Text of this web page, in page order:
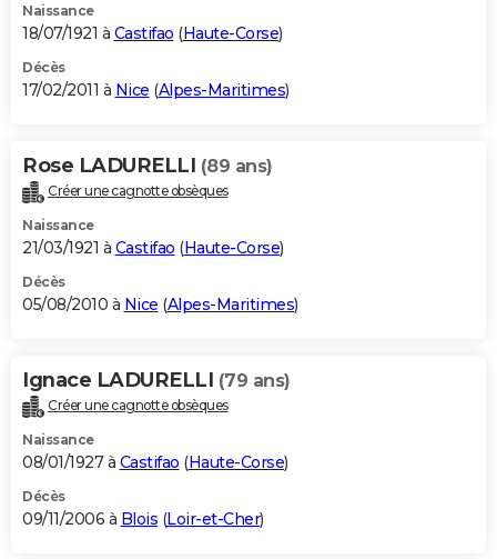
Naissance
18/07/1921 à Castifao (Haute-Corse)
Décès
17/02/2011 à Nice (Alpes-Maritimes)
Rose LADURELLI (89 ans)
Créer une cagnotte obsèques
Naissance
21/03/1921 à Castifao (Haute-Corse)
Décès
05/08/2010 à Nice (Alpes-Maritimes)
Ignace LADURELLI (79 ans)
Créer une cagnotte obsèques
Naissance
08/01/1927 à Castifao (Haute-Corse)
Décès
09/11/2006 à Blois (Loir-et-Cher)